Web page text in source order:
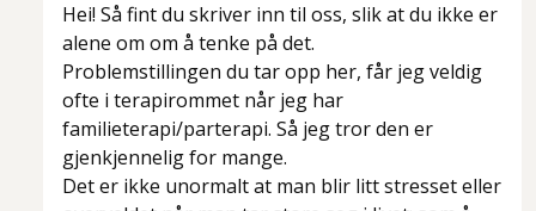
Hei! Så fint du skriver inn til oss, slik at du ikke er
alene om om å tenke på det.
Problemstillingen du tar opp her, får jeg veldig
ofte i terapirommet når jeg har
familieterapi/parterapi. Så jeg tror den er
gjenkjennelig for mange.
Det er ikke unormalt at man blir litt stresset eller